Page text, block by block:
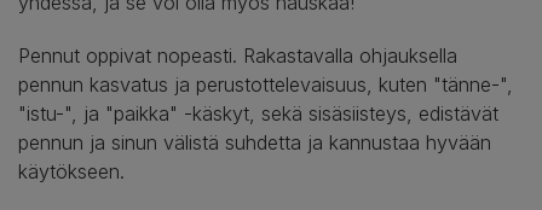
Pennut oppivat nopeasti. Rakastavalla ohjauksella
pennun kasvatus ja perustottelevaisuus, kuten "tänne-",
"istu-", ja "paikka" -käskyt, sekä sisäsiisteys, edistävät
pennun ja sinun välistä suhdetta ja kannustaa hyvään
käytökseen.